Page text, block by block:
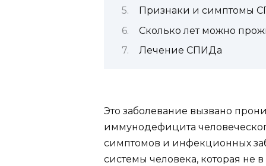
Признаки и симптомы
Сколько лет можно
Лечение СПИДа
Это заболевание вызвано
иммунодефицита
симптомов и инфекционных
системы человека, которая не